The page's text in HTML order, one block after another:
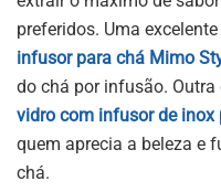
preferidos. Uma
infusor para chá Mimo
do chá por infusão. Outra
vidro com infusor de inox
quem aprecia a beleza e
chá.